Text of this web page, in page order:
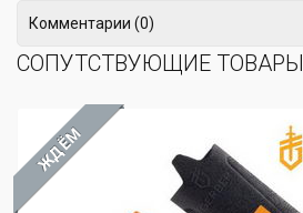
Комментарии (0)
СОПУТСТВУЮЩИЕ ТОВАРЫ
ХИТ